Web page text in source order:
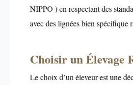
NIPPO ) en respectant des
avec des lignées bien spécifique
Choisir un Élevage
Le choix d’un éleveur est une